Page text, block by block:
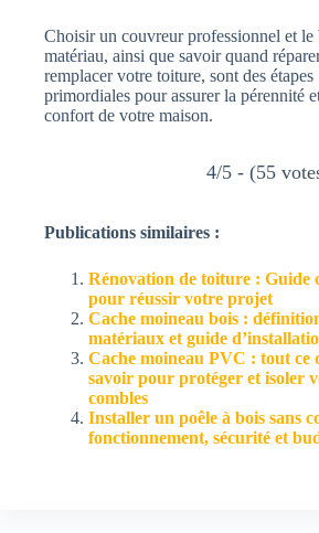
Choisir un couvreur professionnel et le
matériau, ainsi que savoir quand
remplacer votre toiture, sont des étapes
primordiales pour assurer la pérennité
confort de votre maison.
4/5 - (55
Publications similaires :
Rénovation de toiture : Guide
pour réussir votre projet
Cache moineau bois :
matériaux et guide
Cache moineau PVC : tout ce
savoir pour protéger et isoler
combles
Installer un poêle à bois sans
fonctionnement, sécurité et